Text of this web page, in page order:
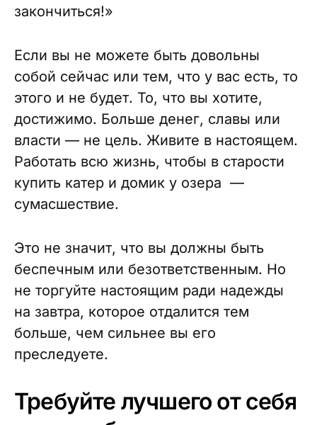
закончиться!»
Если вы не можете быть довольны
собой сейчас или тем, что у вас есть, то
этого и не будет. То, что вы хотите,
достижимо. Больше денег, славы или
власти — не цель. Живите в настоящем.
Работать всю жизнь, чтобы в старости
купить катер и домик у озера —
сумасшествие.
Это не значит, что вы должны быть
беспечным или безответственным. Но
не торгуйте настоящим ради надежды
на завтра, которое отдалится тем
больше, чем сильнее вы его
преследуете.
Требуйте лучшего от себя